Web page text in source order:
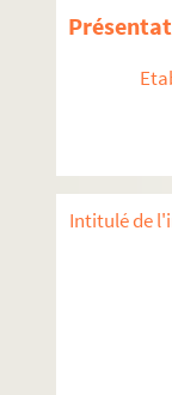
Intitulé de
H-
H-
H-
H-